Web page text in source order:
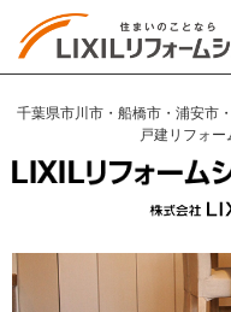
千葉県市川市・船橋市・浦安市
戸建リフォ